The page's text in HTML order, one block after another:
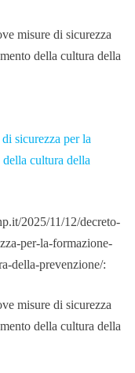
misure di sicurezza
della cultura della
sicurezza per la
cultura della
2025/11/12/decreto-
per-la-formazione-
della-prevenzione/:
misure di sicurezza
della cultura della